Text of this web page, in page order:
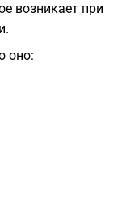
возникает при
оно: